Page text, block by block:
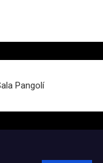
Pangolí